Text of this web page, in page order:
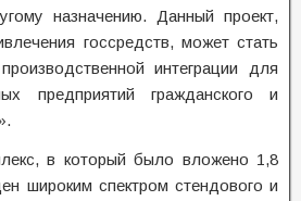
назначению. Данный проект,
госсредств, может стать
интеграции для
предприятий гражданского и
в который было вложено 1,8
широким спектром стендового и